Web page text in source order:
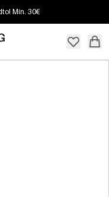
Mín. 30€